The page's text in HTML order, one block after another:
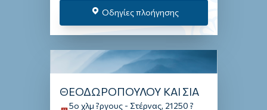
Οδηγίες πλοήγησης
ΘΕΟΔΩΡΟΠΟΥΛΟΥ ΚΑΙ ΣΙΑ
5ο χλμ ?ργους - Στέρνας, 21250 ?